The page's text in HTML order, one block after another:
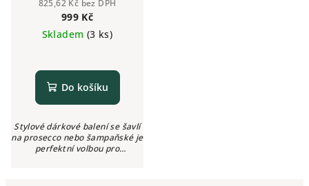
pro láhev
825,62 Kč bez DPH
999 Kč
Skladem (3 ks)
Do košíku
Stylové dárkové balení se šavlí
na prosecco nebo šampaňské je
perfektní volbou pro